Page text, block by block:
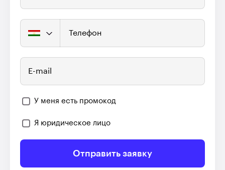
Телефон
E-mail
У меня есть промокод
Я юридическое лицо
Отправить заявку